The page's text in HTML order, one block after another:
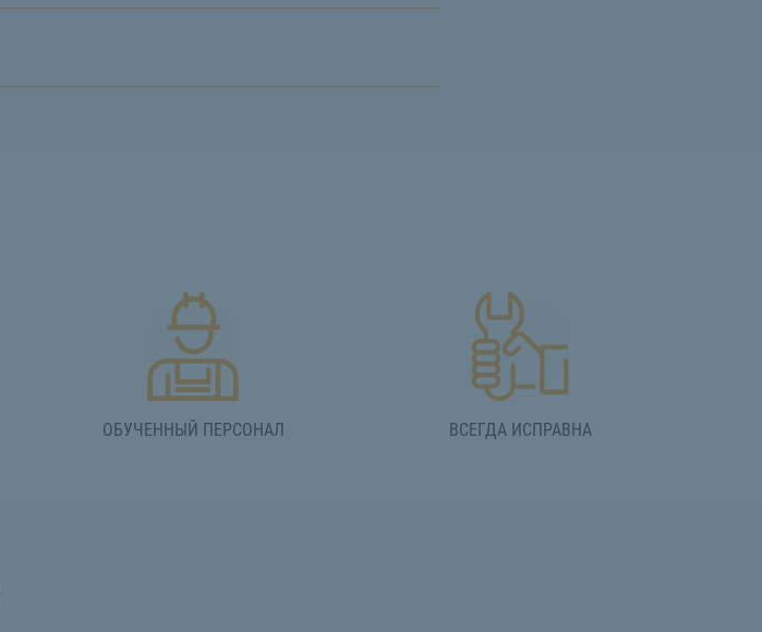
ОБУЧЕННЫЙ ПЕРСОНАЛ ВСЕГДА ИСПРАВНА